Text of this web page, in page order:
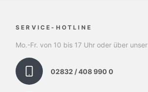
SERVICE-HOTLINE
Mo.-Fr. von 10 bis 17 Uhr oder über unser
02832 / 408 990 0